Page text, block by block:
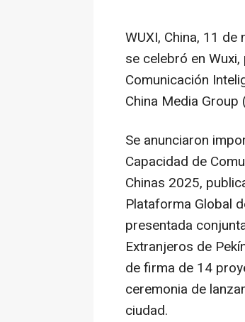
WUXI, China, 11 de
se celebró en
Comunicación
China Media
Se anunciaron
Capacidad de
Chinas 2025,
Plataforma Global
presentada
Extranjeros de
de firma de 14
ceremonia de
ciudad.